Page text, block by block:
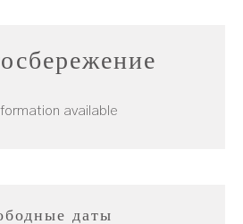
available
даты